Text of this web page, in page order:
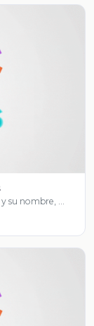
su nombre, …